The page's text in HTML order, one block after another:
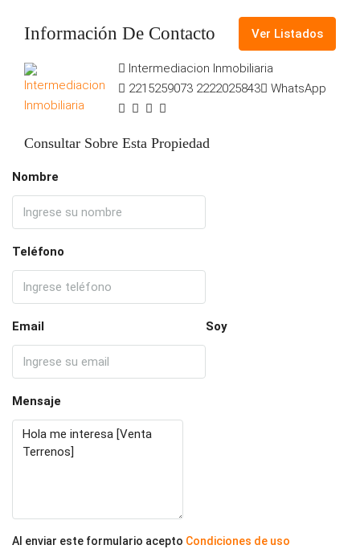
Información De Contacto Ver Listados
Intermediacion Inmobiliaria
2215259073 2222025843 WhatsApp
Consultar Sobre Esta Propiedad
Nombre
Teléfono
Email Soy
Mensaje
Al enviar este formulario acepto Condiciones de uso